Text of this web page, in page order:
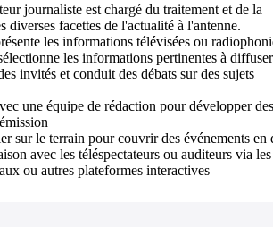
journaliste est chargé du traitement et de la
diverses facettes de l'actualité à l'antenne.
les informations télévisées ou
les informations pertinentes à diffuser
invités et conduit des débats sur des sujets
une équipe de rédaction pour développer des
sur le terrain pour couvrir des événements en
avec les téléspectateurs ou auditeurs via les
ou autres plateformes interactives